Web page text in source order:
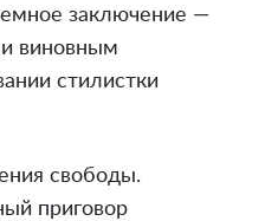
заключение —
виновным
стилистки
свободы.
приговор